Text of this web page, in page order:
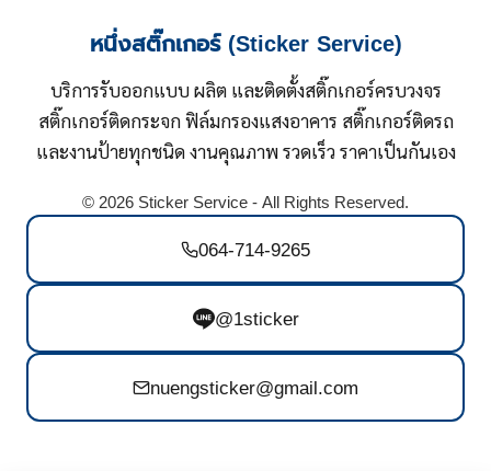
หนึ่งสติ๊กเกอร์ (Sticker Service)
บริการรับออกแบบ ผลิต และติดตั้งสติ๊กเกอร์ครบวงจร
สติ๊กเกอร์ติดกระจก ฟิล์มกรองแสงอาคาร สติ๊กเกอร์ติดรถ
และงานป้ายทุกชนิด งานคุณภาพ รวดเร็ว ราคาเป็นกันเอง
© 2026 Sticker Service - All Rights Reserved.
064-714-9265
@1sticker
nuengsticker@gmail.com